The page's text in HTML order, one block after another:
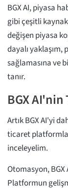
BGX AI, piyasa
gibi çeşitli
değişen piyasa
dayalı
sağlamasına ve
tanır.
BGX
Artık BGX AI'yi
ticaret
inceleyelim.
Otomasyon,
Platformun